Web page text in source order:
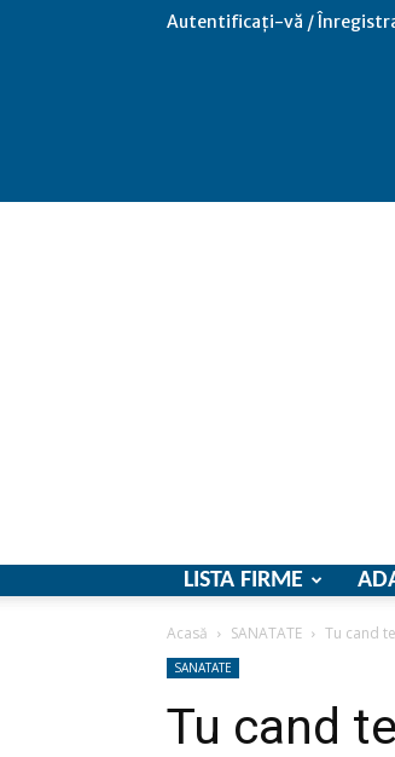
Autentificați-vă /
LISTA FIRME
Acasă SANATATE Tu cand
SANATATE
Tu cand